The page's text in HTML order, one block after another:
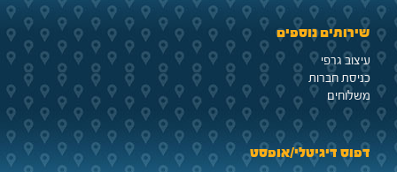
שירותים נוספים
עיצוב גרפי
כניסת חברות
משלוחים
דפוס דיגיטלי/אופסט